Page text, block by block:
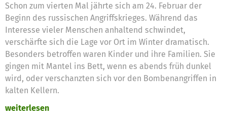
Schon zum vierten Mal jährte sich am 24. Februar der
Beginn des russischen Angriffskrieges. Während das
Interesse vieler Menschen anhaltend schwindet,
verschärfte sich die Lage vor Ort im Winter dramatisch.
Besonders betroffen waren Kinder und ihre Familien. Sie
gingen mit Mantel ins Bett, wenn es abends früh dunkel
wird, oder verschanzten sich vor den Bombenangriffen in
kalten Kellern.
weiterlesen